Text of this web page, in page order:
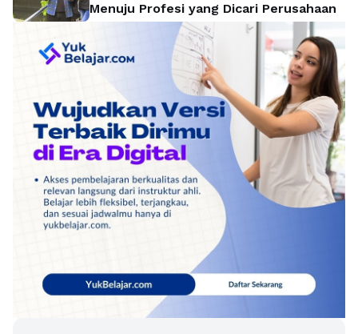
Menuju Profesi yang Dicari Perusahaan